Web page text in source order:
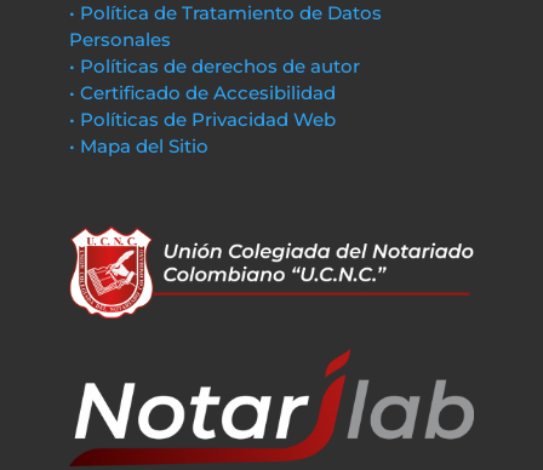
• Política de Tratamiento de Datos
Personales
• Políticas de derechos de autor
• Certificado de Accesibilidad
• Políticas de Privacidad Web
• Mapa del Sitio